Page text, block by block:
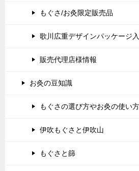
もぐさ/お灸限定販売品
歌川広重デザインパッケージ
販売代理店様情報
お灸の豆知識
もぐさの選び方やお灸の使い
伊吹もぐさと伊吹山
もぐさと篩